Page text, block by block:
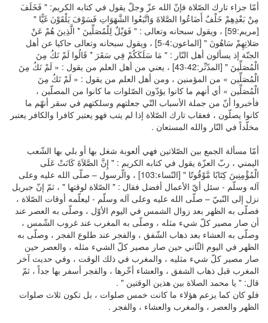
أمّا جزاء تارك الصّلاة فإنّ الله عزّ وجلّ يقول في كتابه الكريم: " فَخَلَفَ
مِنْ بَعْدِهِمْ خَلْفٌ أَضَاعُوا الصَّلاةَ وَاتَّبَعُوا الشَّهَوَاتِ فَسَوْفَ يَلْقَوْنَ غَيًّا "
[مريم:59] ، ويقول سبحانه وتعالى : " فَوَيْلٌ لِلْمُصَلِّينَ * الَّذِينَ هُمْ عَنْ
صَلاتِهِمْ سَاهُونَ " [الماعون:4-5] ، ويقول سبحانه وتعالى حاكيا عن أهل
الجنّة إذ يسألون أهل النّار : " مَا سَلَكَكُمْ فِي سَقَرَ * قَالُوا لَمْ نَكُ مِنَ
الْمُصَلِّينَ " [المدّثّر:42-43] ، يعني من أهل العلم من يقول : « لَمْ نَكُ مِنَ
الْمُصَلِّين » من المؤمنين ، ومن أهل العلم من يقول : « لَمْ نَكُ مِنَ
الْمُصَلِّين » أي أنهم ما كانوا يؤدّون الصّلوات ما كانوا من المصلّين ،
فأخبروا أنّ من جملة الأسباب التّي جعلتهم وسلكتهم في سقر أنهّم ما
كانوا يصلّون ، فعقاب تارك الصّلاة إذا لم يتب فهو يعتبر كافرا والكافر يعتبر
مخلّداً في النّار والله المستعان .
أمّا مسألة الجمع بين الصّلاتين فهي ألعوبة شغل بها أو بلي بها الشّعب
اليمني ، ربّ العزّة يقول في كتابه الكريم : " إِنَّ الصَّلاَةَ كَانَتْ عَلَى
الْمُؤْمِنِينَ كِتَابًا مَّوْقُوتًا " [النّساء:103] ، والّرسول – صلّى الله عليه وعلى
آله وسلّم - سئل أيّ الأعمال أفضل فقال : " الصّلاة لوقتها " ، ثمّ إنّ جبريل
نزل إلى النّبيّ – صلّى الله عليه وعلى آله وسلّم - ليعلّمه أوقات الصّلاة ،
فصلّى به الظهر بعد زوال الشمس في اليوم الأوّل ، وصلّى به العصر عند
أن صار مصير كلّ شيء مثله ، وصلّى به المغرب عند غروب الشّمس ،
وصلّى به العشاء بعد ذهاب الشّفق ، والفجر عند طلوع الفجر ، وصلّى به
الظهر في اليوم الثّاني حين صار مصير كلّ الشيء مثله ، والعصر حين
صار مصير كلّ شيء مثليه ، والمغرب في ذلك الوقت ، وفي حديث آخر
المغرب قبل ذهاب الشفق ، والعشاء أخّرها ، والفجر أسفر بها جداً ، ثمّ
قال: " يا محمد الصلاة بين هذين الوقتين " .
فلو كان كما يزعم هؤلاء ما كانت خمس صلوات ، بل تكون ثلاث صلوات
الظهر والعصر ، والمغرب والعشاء ، والفجر .